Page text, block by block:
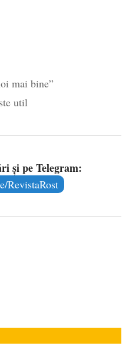
mai bine”
util
și pe Telegram:
RevistaRost